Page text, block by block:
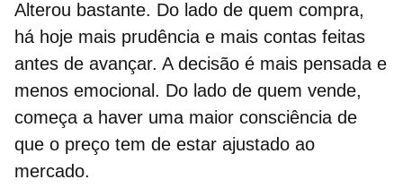
Alterou bastante. Do lado de quem compra,
há hoje mais prudência e mais contas feitas
antes de avançar. A decisão é mais pensada e
menos emocional. Do lado de quem vende,
começa a haver uma maior consciência de
que o preço tem de estar ajustado ao
mercado.